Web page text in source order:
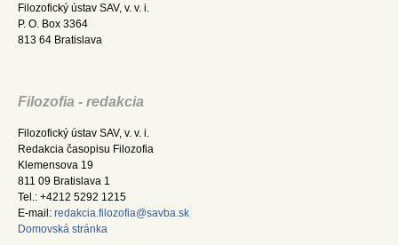
Filozofický ústav SAV, v. v. i.
P. O. Box 3364
813 64 Bratislava
Filozofia - redakcia
Filozofický ústav SAV, v. v. i.
Redakcia časopisu Filozofia
Klemensova 19
811 09 Bratislava 1
Tel.: +4212 5292 1215
E-mail: redakcia.filozofia@savba.sk
Domovská stránka